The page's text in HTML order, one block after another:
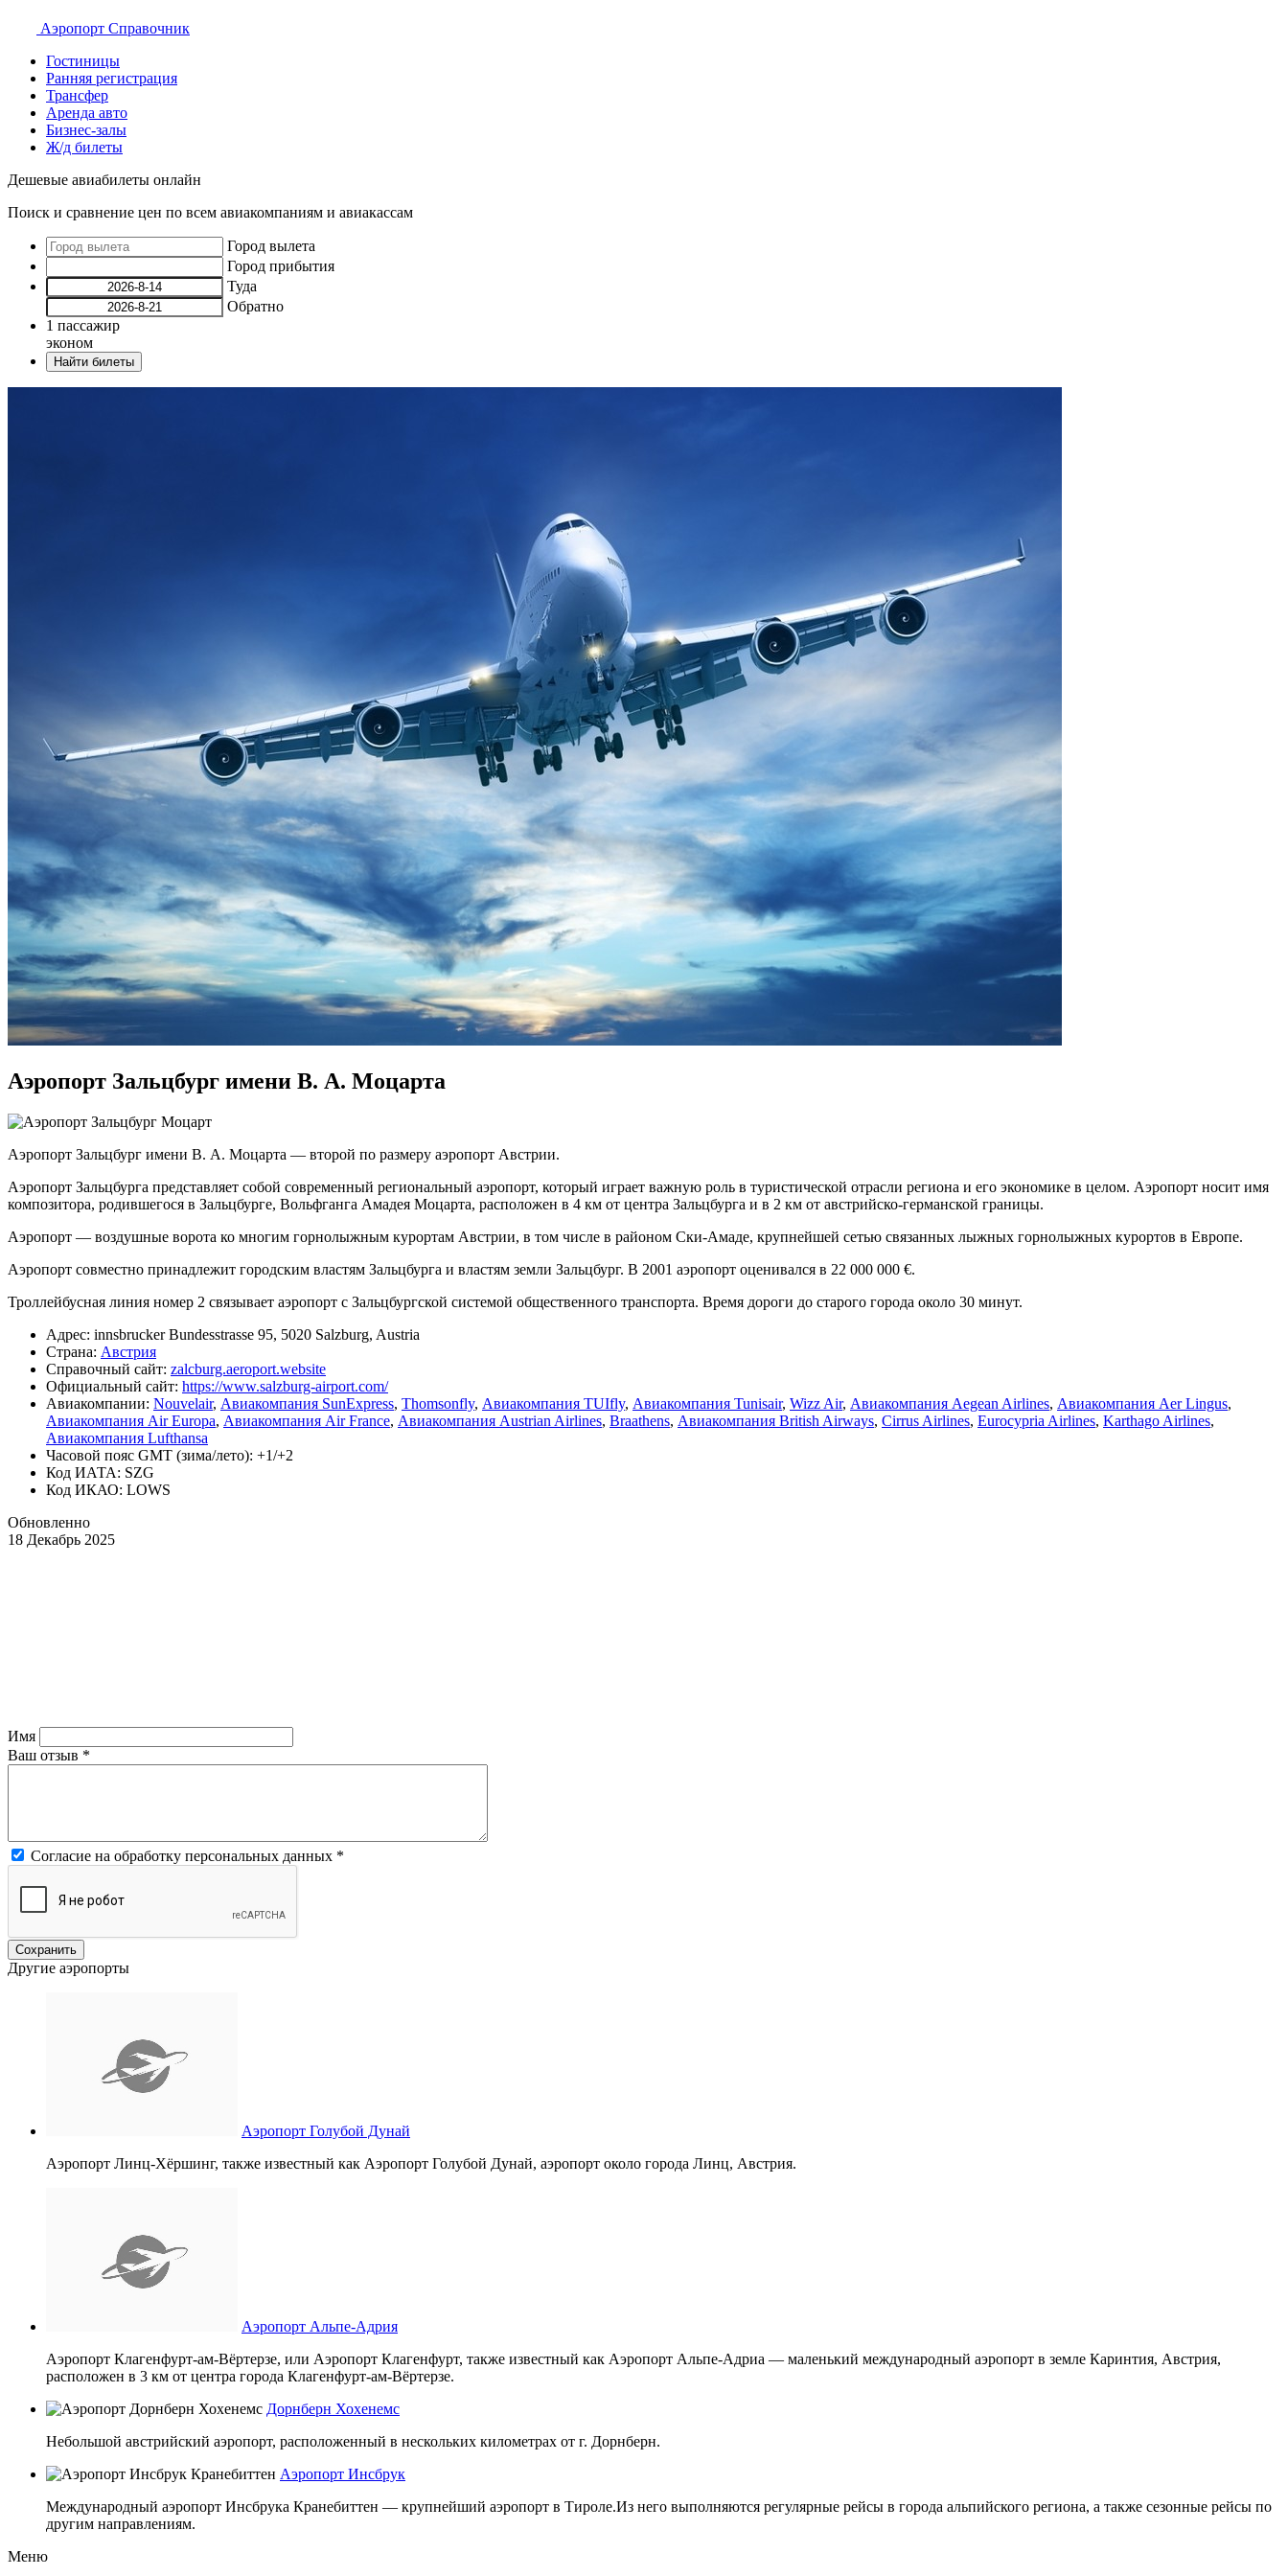
Аэропорт Справочник
Гостиницы
Ранняя регистрация
Трансфер
Аренда авто
Бизнес-залы
Ж/д билеты
Дешевые авиабилеты онлайн
Поиск и сравнение цен по всем авиакомпаниям и авиакассам
Город вылета
Город прибытия
Туда
Обратно
1 пассажир
эконом
Найти билеты
Аэропорт Зальцбург имени В. А. Моцарта
Аэропорт Зальцбург имени В. А. Моцарта — второй по размеру аэропорт Австрии.
Аэропорт Зальцбурга представляет собой современный региональный аэропорт, который играет важную роль в туристической отрасли региона и его экономике в целом. Аэропорт носит имя
композитора, родившегося в Зальцбурге, Вольфганга Амадея Моцарта, расположен в 4 км от центра Зальцбурга и в 2 км от австрийско-германской границы.
Аэропорт — воздушные ворота ко многим горнолыжным курортам Австрии, в том числе в районом Ски-Амаде, крупнейшей сетью связанных лыжных горнолыжных курортов в Европе.
Аэропорт совместно принадлежит городским властям Зальцбурга и властям земли Зальцбург. В 2001 аэропорт оценивался в 22 000 000 €.
Троллейбусная линия номер 2 связывает аэропорт с Зальцбургской системой общественного транспорта. Время дороги до старого города около 30 минут.
Адрес: innsbrucker Bundesstrasse 95, 5020 Salzburg, Austria
Страна: Австрия
Справочный сайт: zalcburg.aeroport.website
Официальный cайт: https://www.salzburg-airport.com/
Авиакомпании: Nouvelair, Авиакомпания SunExpress, Thomsonfly, Авиакомпания TUIfly, Авиакомпания Tunisair, Wizz Air, Авиакомпания Aegean Airlines, Авиакомпания Aer Lingus,
Авиакомпания Air Europa, Авиакомпания Air France, Авиакомпания Austrian Airlines, Braathens, Авиакомпания British Airways, Cirrus Airlines, Eurocypria Airlines, Karthago Airlines,
Авиакомпания Lufthansa
Часовой пояс GMT (зима/лето): +1/+2
Код ИАТА: SZG
Код ИКАО: LOWS
Обновленно
18 Декабрь 2025
Имя
Ваш отзыв *
Согласие на обработку персональных данных *
Другие аэропорты
Аэропорт Голубой Дунай
Аэропорт Линц-Хёршинг, также известный как Аэропорт Голубой Дунай, аэропорт около города Линц, Австрия.
Аэропорт Альпе-Адрия
Аэропорт Клагенфурт-ам-Вёртерзе, или Аэропорт Клагенфурт, также известный как Аэропорт Альпе-Адриа — маленький международный аэропорт в земле Каринтия, Австрия,
расположен в 3 км от центра города Клагенфурт-ам-Вёртерзе.
Дорнберн Хохенемс
Небольшой австрийский аэропорт, расположенный в нескольких километрах от г. Дорнберн.
Аэропорт Инсбрук
Международный аэропорт Инсбрука Кранебиттен — крупнейший аэропорт в Тироле.Из него выполняются регулярные рейсы в города альпийского региона, а также сезонные рейсы по
другим направлениям.
Меню